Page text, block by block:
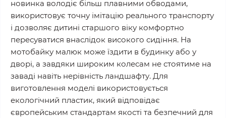
новинка володіє більш плавними обводами,
використовує точну імітацію реального транспорту
і дозволяє дитині старшого віку комфортно
пересуватися внаслідок високого сидіння. На
мотобайку малюк може їздити в будинку або у
дворі, а завдяки широким колесам не стоятиме на
заваді навіть нерівність ландшафту. Для
виготовлення моделі використовується
екологічний пластик, який відповідає
європейським стандартам якості та безпечний для